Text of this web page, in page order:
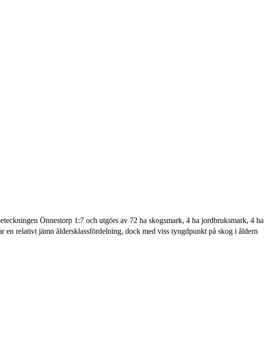
Önnestorp 1:7 och utgörs av 72 ha skogsmark, 4 ha jordbruksmark, 4 ha
en relativt jämn åldersklassfördelning, dock med viss tyngdpunkt på skog i åldern